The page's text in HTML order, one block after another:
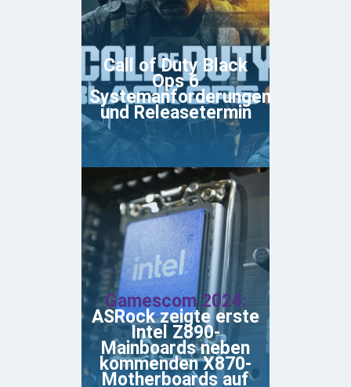
Call of Duty Black
Ops 6
Systemanforderungen
und Releasetermin
Gamescom 2024:
ASRock zeigte erste
Intel Z890-
Mainboards neben
kommenden X870-
Motherboards auf